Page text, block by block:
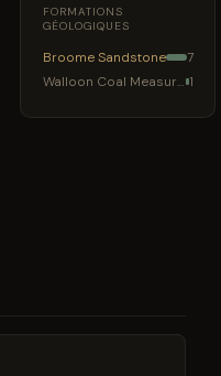
FORMATIONS
GÉOLOGIQUES
Broome Sandstone 7
Walloon Coal Measures 1